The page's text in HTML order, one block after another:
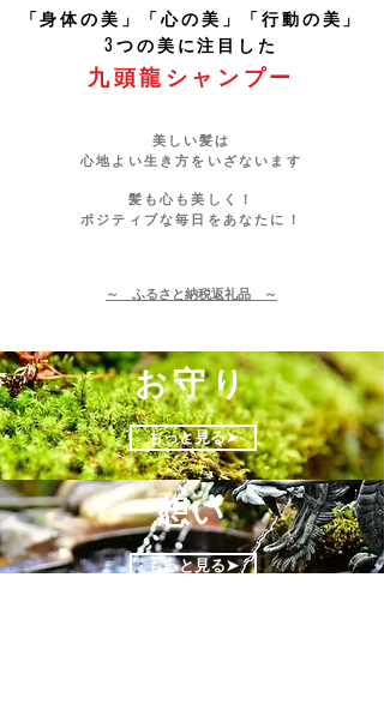
「身体の美」「心の美」「行動の美」
3つの美に注目した
​九頭龍シャンプー
美しい髪は
心地よい生き方をいざないます
髪も心も美しく！
​ポジティブな毎日をあなたに ！
～ ふるさと納税返礼品 ～
お守り
もっと見る➤
想い
もっと見る➤